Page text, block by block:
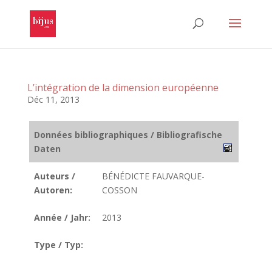
L’intégration de la dimension européenne
Déc 11, 2013
Données bibliographiques / Bibliografische
Daten
Auteurs /
Autoren:
BÉNÉDICTE FAUVARQUE-
COSSON
Année / Jahr: 2013
Type / Typ: